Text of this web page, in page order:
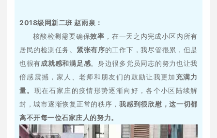
2018级网新二班 赵雨泉：
核酸检测需要确保效率 ，在一天之内完成小区内所有
居民的检测任务。 紧张有序的工作下，我尽管很累，但是
也很有成就感和满足感。身边很多党员同志的努力也让我
倍感震撼，家人、老师和朋友们的鼓励让我更加 充满力
量。 现在石家庄的疫情形势逐渐向好，各个小区陆续解
封，城市逐渐恢复正常的秩序，我感到很欣慰，这一切都
离不开每一位石家庄人的努力。